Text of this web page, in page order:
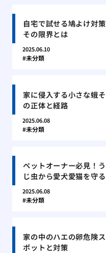
自宅で試せる鳩よけ対策
その限界とは
2025.06.10
未分類
家に侵入する小さな蛾そ
の正体と経路
2025.06.08
未分類
ペットオーナー必見！う
じ虫から愛犬愛猫を守る
2025.06.08
未分類
家の中のハエの卵危険ス
ポットと対策